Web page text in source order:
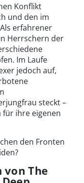
Konflikt
und den im
erfahrener
Herrschern der
Im Laufe
jedoch auf,
steckt –
für ihre eigenen
den Fronten
von The